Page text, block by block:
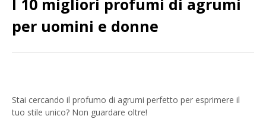
I 10 migliori profumi di agrumi
per uomini e donne
Stai cercando il profumo di agrumi perfetto per esprimere il
tuo stile unico? Non guardare oltre!